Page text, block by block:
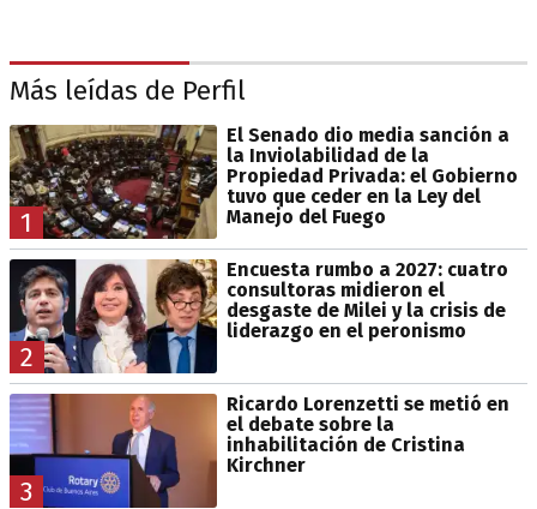
Más leídas de Perfil
1
El Senado dio media sanción a
la Inviolabilidad de la
Propiedad Privada: el Gobierno
tuvo que ceder en la Ley del
Manejo del Fuego
2
Encuesta rumbo a 2027: cuatro
consultoras midieron el
desgaste de Milei y la crisis de
liderazgo en el peronismo
3
Ricardo Lorenzetti se metió en
el debate sobre la
inhabilitación de Cristina
Kirchner